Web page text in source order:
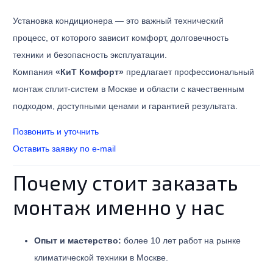
Установка кондиционера — это важный технический
процесс, от которого зависит комфорт, долговечность
техники и безопасность эксплуатации.
Компания «КиТ Комфорт» предлагает профессиональный
монтаж сплит-систем в Москве и области с качественным
подходом, доступными ценами и гарантией результата.
Позвонить и уточнить
Оставить заявку по e-mail
Почему стоит заказать
монтаж именно у нас
Опыт и мастерство: более 10 лет работ на рынке
климатической техники в Москве.